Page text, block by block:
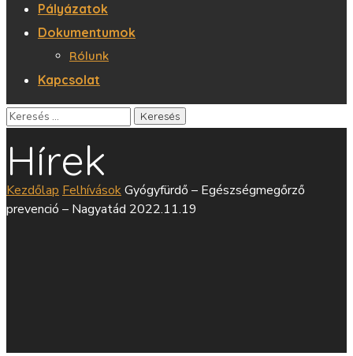
Pályázatok
Dokumentumok
Rólunk
Kapcsolat
Hírek
Kezdőlap FelhívásokGyógyfürdő – Egészségmegőrző
prevenció – Nagyatád 2022.11.19